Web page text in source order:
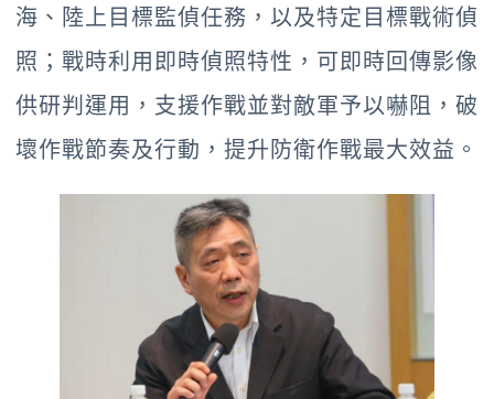
海、陸上目標監偵任務，以及特定目標戰術偵
照；戰時利用即時偵照特性，可即時回傳影像
供研判運用，支援作戰並對敵軍予以嚇阻，破
壞作戰節奏及行動，提升防衛作戰最大效益。